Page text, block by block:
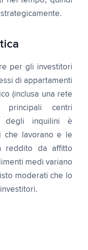
per gli investitori
di appartamenti
(inclusa una rete
principali centri
degli inquilini è
che lavorano e le
reddito da affitto
medi variano
moderati che lo